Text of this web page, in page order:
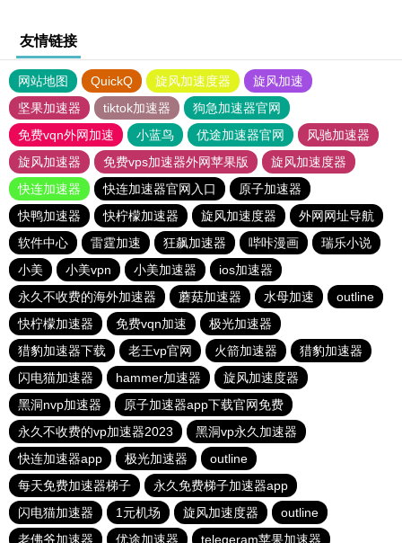
友情链接
网站地图 QuickQ 旋风加速度器
旋风加速
坚果加速器
tiktok加速器
狗急加速器官网
免费vqn外网加速
小蓝鸟 优途加速器官网
风驰加速器
旋风加速器
免费vps加速器外网苹果版
旋风加速度器
快连加速器
快连加速器官网入口
原子加速器
快鸭加速器
快柠檬加速器 旋风加速度器
外网网址导航
软件中心
雷霆加速 狂飙加速器 哔咔漫画
瑞乐小说
小美
小美vpn 小美加速器
ios加速器
永久不收费的海外加速器
蘑菇加速器 水母加速
outline
快柠檬加速器
免费vqn加速
极光加速器
猎豹加速器下载
老王vp官网 火箭加速器
猎豹加速器
闪电猫加速器
hammer加速器
旋风加速度器
黑洞nvp加速器
原子加速器app下载官网免费
永久不收费的vp加速器2023
黑洞vp永久加速器
快连加速器app
极光加速器
outline
每天免费加速器梯子
永久免费梯子加速器app
闪电猫加速器
1元机场 旋风加速度器
outline
老佛爷加速器
优途加速器 telegeram苹果加速器